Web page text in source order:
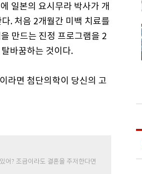
일본의 요시무라 박사가 개
. 처음 2개월간 미백 치료를
만드는 진정 프로그램을 2
바꿈하는 것이다.
라면 첨단의학이 당신의 고
어? 조금이라도 결혼을 주저한다면